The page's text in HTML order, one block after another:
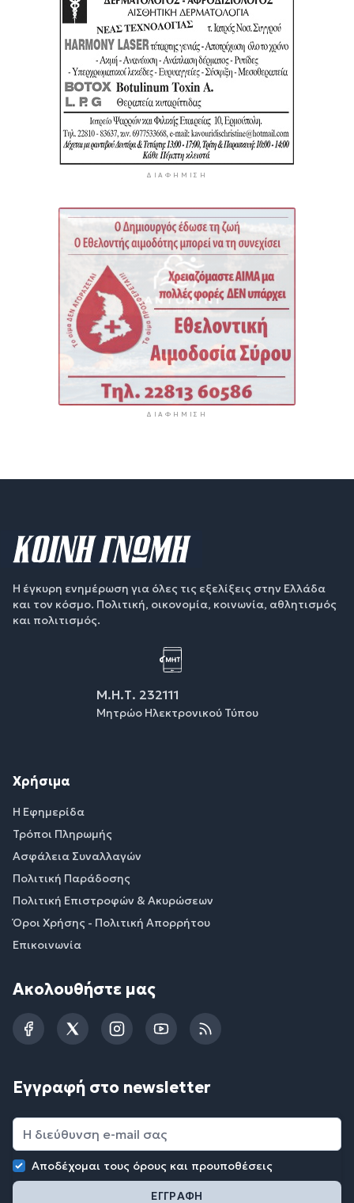
ΔΙΑΦΉΜΙΣΗ
ΔΙΑΦΉΜΙΣΗ
Η έγκυρη ενημέρωση για όλες τις εξελίξεις στην Ελλάδα
και τον κόσμο. Πολιτική, οικονομία, κοινωνία, αθλητισμός
και πολιτισμός.
Μ.Η.Τ. 232111
Μητρώο Ηλεκτρονικού Τύπου
Χρήσιμα
Η Εφημερίδα
Τρόποι Πληρωμής
Ασφάλεια Συναλλαγών
Πολιτική Παράδοσης
Πολιτική Επιστροφών & Ακυρώσεων
Όροι Χρήσης - Πολιτική Απορρήτου
Επικοινωνία
Ακολουθήστε μας
FacebookTwitterInstagramYouTubeRSS
Εγγραφή στο newsletter
Αποδέχομαι τους όρους και προυποθέσεις